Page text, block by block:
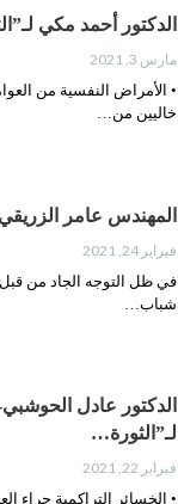
الدكتور أحمد مكي
مارس 3, 2021
• الأمراض النفسية من
خاليين من…
المهندس عامر
فبراير 24, 2021
في ظل التوجه الجاد من قبل
شباب…
الدكتور عادل
لـ”الثورة…
فبراير 22, 2021